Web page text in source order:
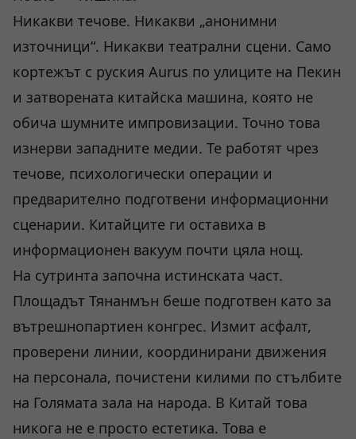
Никакви течове. Никакви „анонимни
източници“. Никакви театрални сцени. Само
кортежът с руския Aurus по улиците на Пекин
и затворената китайска машина, която не
обича шумните импровизации. Точно това
изнерви западните медии. Те работят чрез
течове, психологически операции и
предварително подготвени информационни
сценарии. Китайците ги оставиха в
информационен вакуум почти цяла нощ.
На сутринта започна истинската част.
Площадът Тянанмън беше подготвен като за
вътрешнопартиен конгрес. Измит асфалт,
проверени линии, координирани движения
на персонала, почистени килими по стълбите
на Голямата зала на народа. В Китай това
никога не е просто естетика. Това е